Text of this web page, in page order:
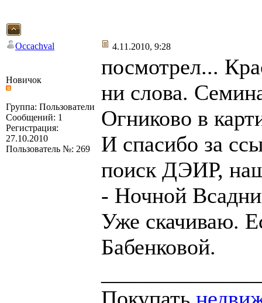
Occachval 4.11.2010, 9:28
Новичок
Группа: Пользователи
Сообщений: 1
Регистрация:
27.10.2010
Пользователь №: 269
посмотрел...
ни слова.
Огниково в
И спасибо за
поиск ДЭИР,
- Ночной
Уже скачиваю.
Бабенковой.